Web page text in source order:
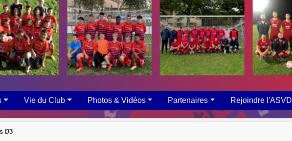
Vie du Club Photos & Vidéos Partenaires Rejoindre l'ASVD
D3